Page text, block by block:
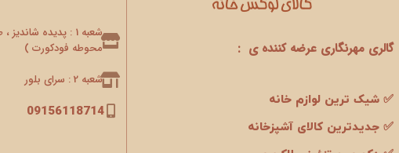
گالری مهرنگاری عرضه کننده ی :
✅ شیک ترین لوازم خانه
✅ جدیدترین کالای آشپزخانه
شعبه 1 : پدیده
محوطه فودکورت )
شعبه 2 : سرای بلور
09156118714